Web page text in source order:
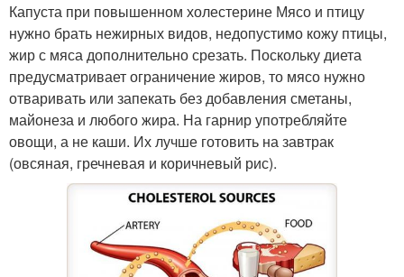
Капуста при повышенном холестерине Мясо и птицу
нужно брать нежирных видов, недопустимо кожу птицы,
жир с мяса дополнительно срезать. Поскольку диета
предусматривает ограничение жиров, то мясо нужно
отваривать или запекать без добавления сметаны,
майонеза и любого жира. На гарнир употребляйте
овощи, а не каши. Их лучше готовить на завтрак
(овсяная, гречневая и коричневый рис).